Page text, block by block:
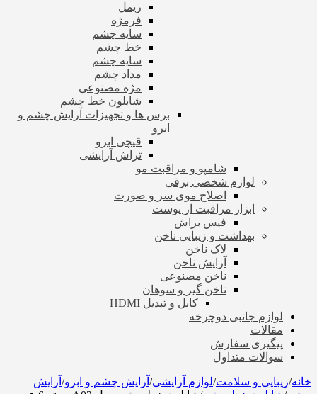
ریمل
فرمژه
سایه چشم
خط چشم
سایه چشم
مداد چشم
مژه مصنوعی
شابلون خط چشم
برس ها و تجهیزات آرایش چشم و
ابرو
قیچی ابرو
تراش آرایشی
شامپو و مراقبت مو
لوازم شخصی برقی
اصلاح موی سر و صورت
ابزار مراقبت از پوست
فیس براش
بهداشت و زیبایی ناخن
لاک ناخن
آرایش ناخن
ناخن مصنوعی
ناخن گیر و سوهان
کابل و تبدیل HDMI
لوازم جانبی دوچرخه
مقالات
پیگیری سفارش
سوالات متداول
خانه/زیبایی و سلامت/لوازم آرایشی/ آرایش چشم و ابرو/ آرایش